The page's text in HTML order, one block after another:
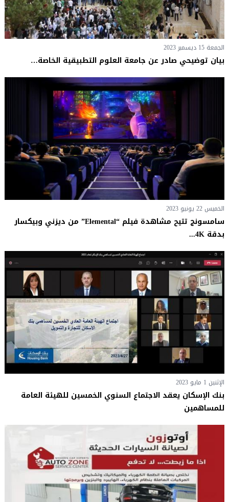
الجمعة 15 ديسمبر 2023
بيان توضيحي صادر عن جامعة العلوم التطبيقية الخاصة…
الخميس 22 يونيو 2023
سامسونج تتيح مشاهدة فيلم “Elemental” من ديزني وبيكسار
بدقة 4K...
الإثنين 1 مايو 2023
بنك الإسكان يعقد الاجتماع السنوي الخمسين للهيئة العامة
للمساهمين